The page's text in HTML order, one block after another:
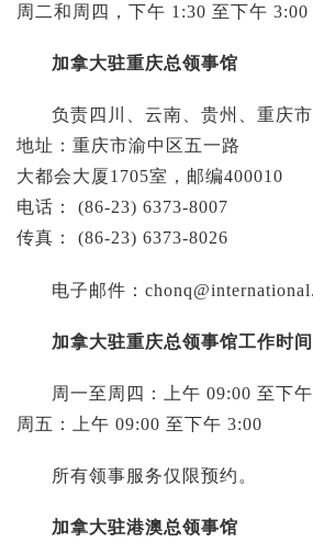
周二和周四，下午 1:30 至下午 3:00
加拿大驻重庆总领事馆
负责四川、云南、贵州、重庆市
地址：重庆市渝中区五一路
大都会大厦1705室，邮编400010
电话： (86-23) 6373-8007
传真： (86-23) 6373-8026
电子邮件：
加拿大驻重庆总领事馆工作时间
周一至周四：上午 09:00 至下
周五：上午 09:00 至下午 3:00
所有领事服务仅限预约。
加拿大驻港澳总领事馆